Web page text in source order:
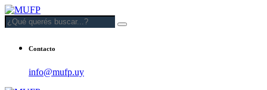
Contacto
info@mufp.uy